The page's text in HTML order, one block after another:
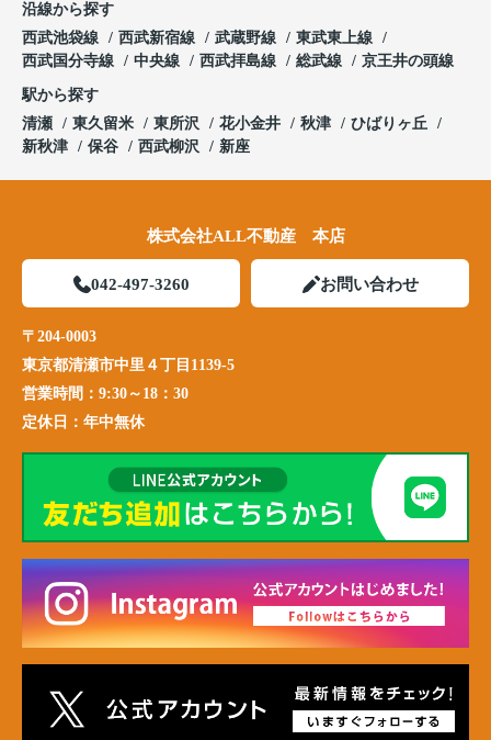
沿線から探す
西武池袋線
西武新宿線 武蔵野線
東武東上線
西武国分寺線
中央線 西武拝島線 総武線 京王井の頭線
駅から探す
清瀬
東久留米 東所沢 花小金井 秋津
ひばりヶ丘
新秋津
保谷 西武柳沢 新座
株式会社ALL不動産 本店
042-497-3260 お問い合わせ
〒204-0003
東京都清瀬市中里４丁目1139-5
営業時間： 9:30～18：30
定休日： 年中無休